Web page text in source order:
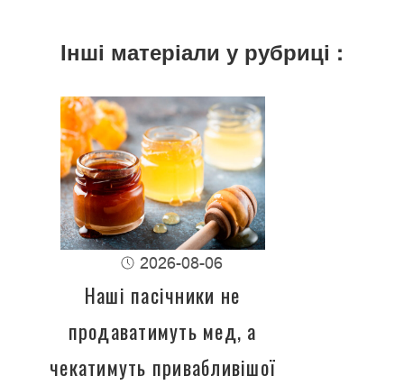
Інші матеріали у рубриці :
2026-08-06
Наші пасічники не
продаватимуть мед, а
чекатимуть привабливішої